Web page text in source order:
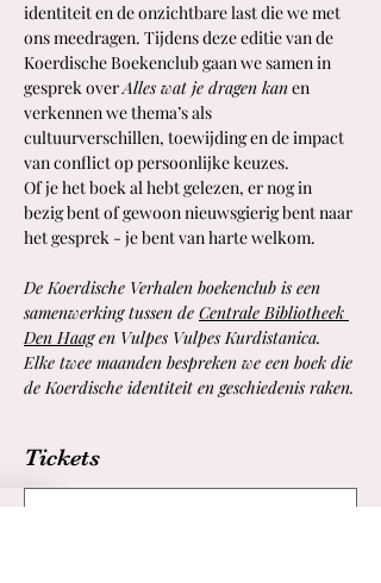
identiteit en de onzichtbare last die we met
ons meedragen. Tijdens deze editie van de
Koerdische Boekenclub gaan we samen in
gesprek over Alles wat je dragen kan en
verkennen we thema’s als
cultuurverschillen, toewijding en de impact
van conflict op persoonlijke keuzes.
Of je het boek al hebt gelezen, er nog in
bezig bent of gewoon nieuwsgierig bent naar
het gesprek - je bent van harte welkom.
De Koerdische Verhalen boekenclub is een
samenwerking tussen de Centrale Bibliotheek
Den Haag en Vulpes Vulpes Kurdistanica.
Elke twee maanden bespreken we een boek die
de Koerdische identiteit en geschiedenis raken.
Tickets